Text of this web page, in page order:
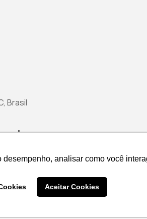
analisar como você
Aceitar Cookies
analisar como você
Aceitar Cookies
Brasil